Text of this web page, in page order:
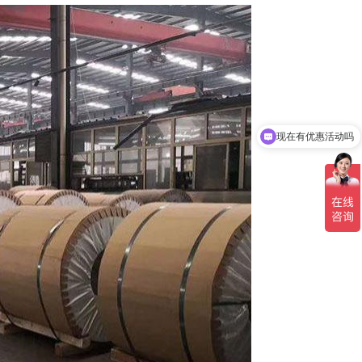
现在有优惠活动吗